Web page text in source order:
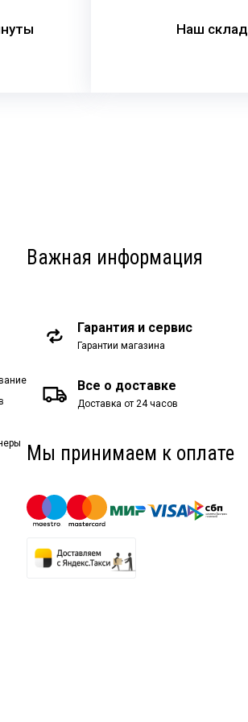
Наш склад
Важная информация
Гарантия и сервис
Гарантии магазина
Все о доставке
Доставка от 24 часов
Мы принимаем к оплате